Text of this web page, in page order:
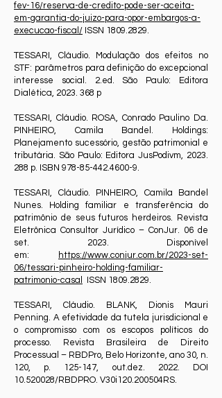
fev-16/reserva-de-credito-pode-ser-aceita-
em-garantia-do-juizo-para-opor-embargos-a-
execucao-fiscal/ ISSN 1809.2829.
TESSARI, Cláudio. Modulação dos efeitos no
STF: parâmetros para definição do excepcional
interesse social. 2.ed. São Paulo: Editora
Dialética, 2023. 368 p
TESSARI, Cláudio. ROSA, Conrado Paulino Da.
PINHEIRO, Camila Bandel. Holdings:
Planejamento sucessório, gestão patrimonial e
tributária. São Paulo: Editora JusPodivm, 2023.
288 p. ISBN 978-85-442.4600-9.
TESSARI, Cláudio. PINHEIRO, Camila Bandel
Nunes. Holding familiar e transferência do
patrimônio de seus futuros herdeiros. Revista
Eletrônica Consultor Jurídico – ConJur. 06 de
set. 2023. Disponível
em:
https://www.conjur.com.br/2023-set-
06/tessari-pinheiro-holding-familiar-
patrimonio-casal
ISSN 1809.2829.
TESSARI, Cláudio. BLANK, Dionis Mauri
Penning. A efetividade da tutela jurisdicional e
o compromisso com os escopos políticos do
processo. Revista Brasileira de Direito
Processual – RBDPro, Belo Horizonte, ano 30, n.
120, p. 125-147, out.dez. 2022. DOI
10.520028/RBDPRO. V30i120.200504RS.